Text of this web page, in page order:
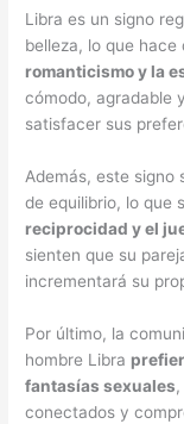
Libra es un signo
belleza, lo que
romanticismo y la
cómodo, agradable
satisfacer sus
Además, este signo
de equilibrio, lo que
reciprocidad y el
sienten que su
incrementará su
Por último, la
hombre Libra
fantasías sexuales
conectados y